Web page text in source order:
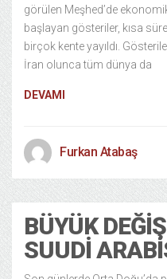
görülen Meşhed’de
başlayan gösteriler, kısa
birçok kente yayıldı.
İran olunca tüm dünya da
DEVAMI
Furkan Atabaş
BÜYÜK
SUUDI